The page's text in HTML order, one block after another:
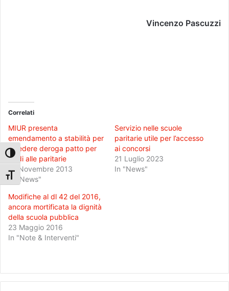
Attiva/disattiva alto contrasto
Attiva/disattiva dimensione testo
Vincenzo Pascuzzi
Correlati
MIUR presenta
emendamento a stabilità per
chiedere deroga patto per
soldi alle paritarie
18 Novembre 2013
In "News"
Servizio nelle scuole
paritarie utile per l’accesso
ai concorsi
21 Luglio 2023
In "News"
Modifiche al dl 42 del 2016,
ancora mortificata la dignità
della scuola pubblica
23 Maggio 2016
In "Note & Interventi"